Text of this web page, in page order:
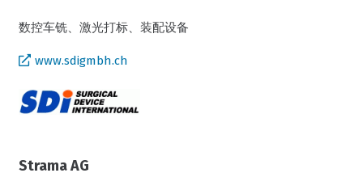
数控车铣、激光打标、装配设备
www.sdigmbh.ch
Strama AG